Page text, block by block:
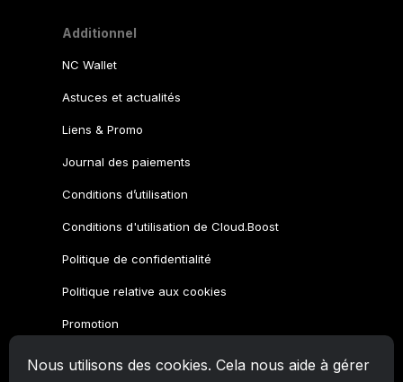
Nous utilisons des cookies. Cela nous aide à gérer
Additionnel
NC Wallet
Astuces et actualités
Liens & Promo
Journal des paiements
Conditions d’utilisation
Conditions d'utilisation de Cloud.Boost
Politique de confidentialité
Politique relative aux cookies
Promotion
Famille CryptoTab